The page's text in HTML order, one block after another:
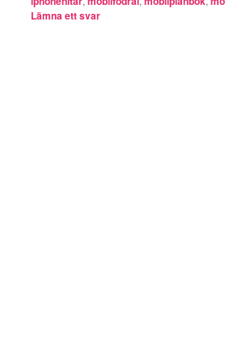
Lämna ett svar